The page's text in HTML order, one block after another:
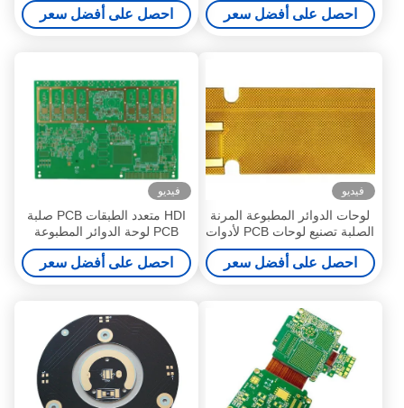
احصل على أفضل سعر احصل على أفضل سعر
فيديو
لوحات الدوائر المطبوعة المرنة
الصلبة تصنيع لوحات PCB لأدوات
الكشف
احصل على أفضل سعر
فيديو
HDI متعدد الطبقات PCB صلبة
PCB لوحة الدوائر المطبوعة
لمحطة الطقس الذكية
احصل على أفضل سعر